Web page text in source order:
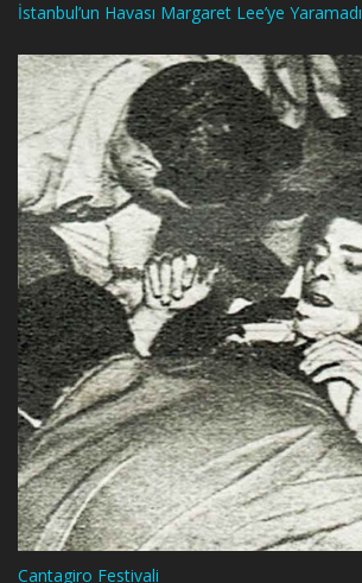
İstanbul’un Havası Margaret Lee’ye Yaramadı
Cantagiro Festivali